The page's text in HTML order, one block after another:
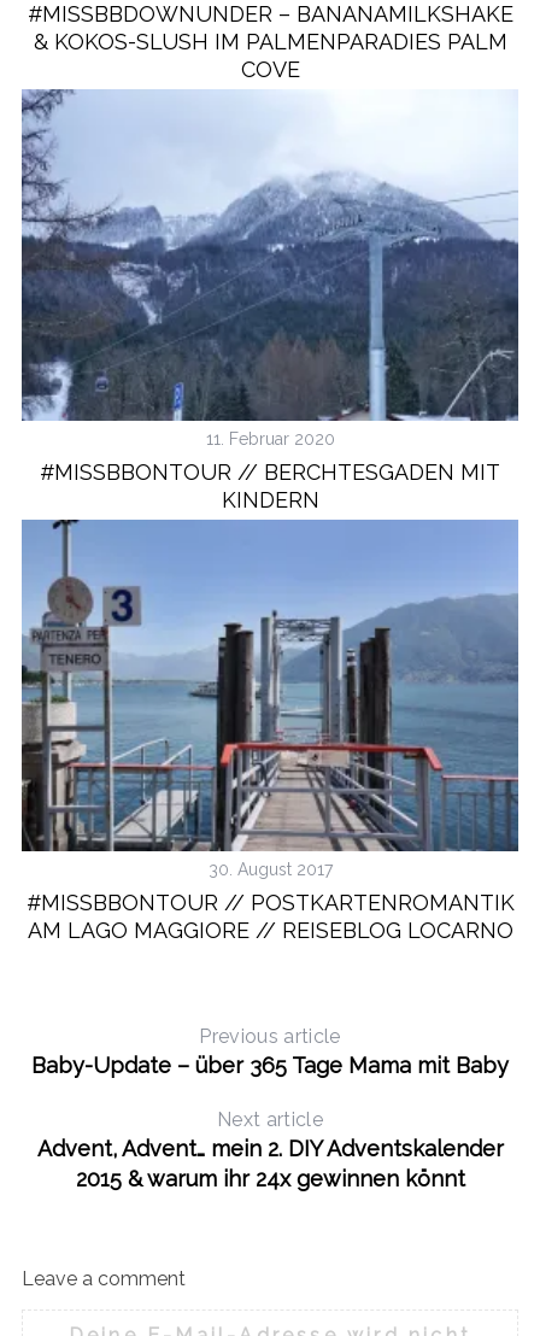
#MISSBBDOWNUNDER – BANANAMILKSHAKE
& KOKOS-SLUSH IM PALMENPARADIES PALM
COVE
11. Februar 2020
#MISSBBONTOUR // BERCHTESGADEN MIT
KINDERN
30. August 2017
#MISSBBONTOUR // POSTKARTENROMANTIK
AM LAGO MAGGIORE // REISEBLOG LOCARNO
Previous article
Baby-Update – über 365 Tage Mama mit Baby
Next article
Advent, Advent… mein 2. DIY Adventskalender
2015 & warum ihr 24x gewinnen könnt
Leave a comment